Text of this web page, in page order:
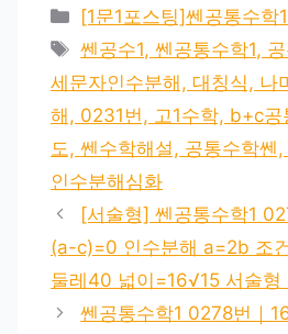
카
테
리
[1문1포스팅]쎈공통수학1
태
그
쎈공수1, 쎈공통수학1,
세문자인수분해, 대칭식, 나
해, 0231번, 고1수학, b+c공
도, 쎈수학해설, 공통수학쎈
인수분해심화
[서술형] 쎈공통수학1
(a-c)=0 인수분해 a=2b 조
둘레40 넓이=16√15 서술형
쎈공통수학1 0278번｜